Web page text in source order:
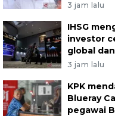
3 jam lalu
IHSG
investor
global
3 jam lalu
KPK
Blueray
pegawai